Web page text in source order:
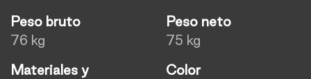
Peso bruto
76 kg
Peso neto
75 kg
Materiales y
Color